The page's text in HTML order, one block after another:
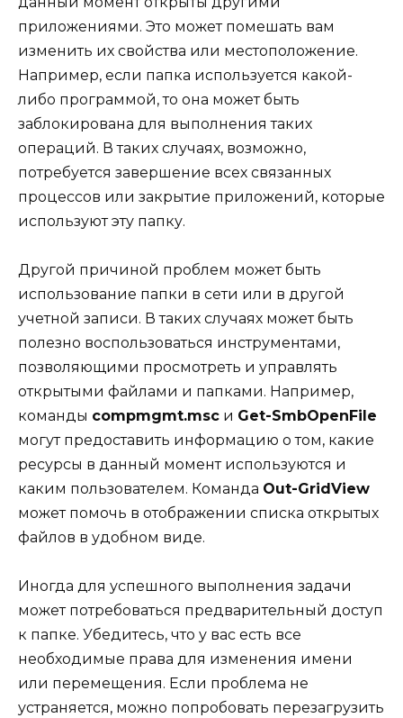
приложениями. Это может помешать вам
изменить их свойства или местоположение.
Например, если папка используется какой-
либо программой, то она может быть
заблокирована для выполнения таких
операций. В таких случаях, возможно,
потребуется завершение всех связанных
процессов или закрытие приложений, которые
используют эту папку.
Другой причиной проблем может быть
использование папки в сети или в другой
учетной записи. В таких случаях может быть
полезно воспользоваться инструментами,
позволяющими просмотреть и управлять
открытыми файлами и папками. Например,
команды compmgmt.msc и Get-SmbOpenFile
могут предоставить информацию о том, какие
ресурсы в данный момент используются и
каким пользователем. Команда Out-GridView
может помочь в отображении списка открытых
файлов в удобном виде.
Иногда для успешного выполнения задачи
может потребоваться предварительный доступ
к папке. Убедитесь, что у вас есть все
необходимые права для изменения имени
или перемещения. Если проблема не
устраняется, можно попробовать перезагрузить